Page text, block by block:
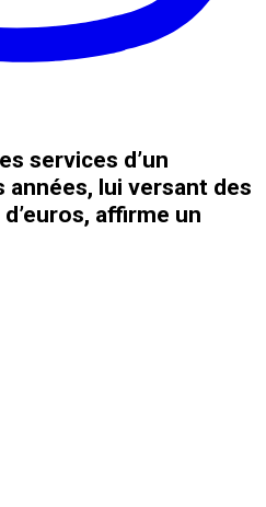
services d’un
années, lui versant des
affirme un